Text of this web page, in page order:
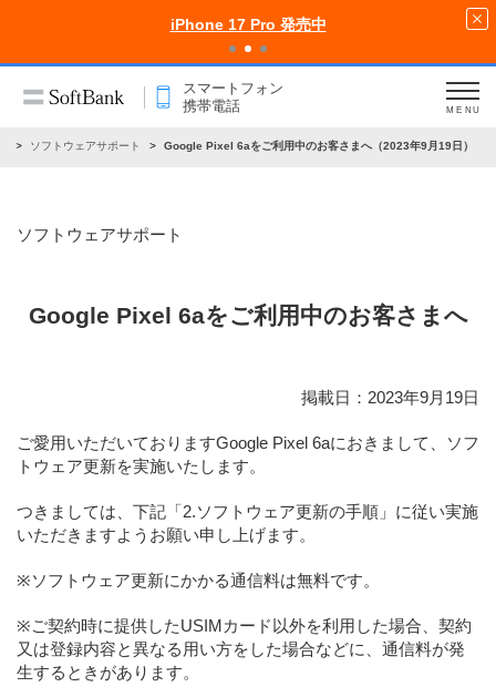
iPhone 17 Pro 発売中
スマートフォン
携帯電話
MENU
ソフトウェアサポート Google Pixel 6aをご利用中のお客さまへ（2023年9月19日）
ソフトウェアサポート
Google Pixel 6aをご利用中のお客さまへ
掲載日：2023年9月19日
ご愛用いただいておりますGoogle Pixel 6aにおきまして、ソフ
トウェア更新を実施いたします。
つきましては、下記 「2.ソフトウェア更新の手順」 に従い実施
いただきますようお願い申し上げます。
※ソフトウェア更新にかかる通信料は無料です。
※ご契約時に提供したUSIMカード以外を利用した場合、契約
又は登録内容と異なる用い方をした場合などに、通信料が発
生するときがあります。